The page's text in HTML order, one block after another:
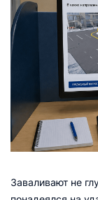
Заваливают не